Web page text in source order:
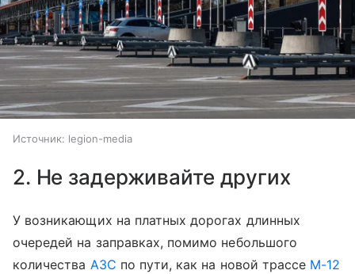
Источник: legion-media
2. Не задерживайте других
У возникающих на платных дорогах длинных
очередей на заправках, помимо небольшого
количества АЗС по пути, как на новой трассе М-12